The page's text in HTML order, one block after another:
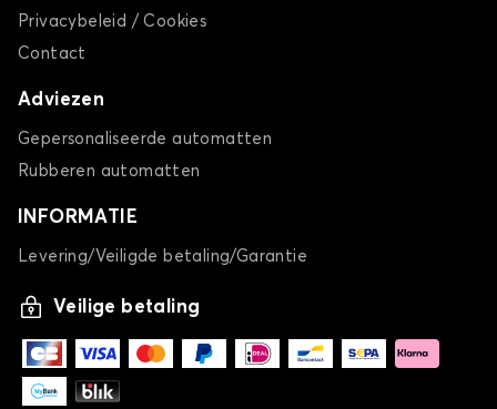
Privacybeleid / Cookies
Contact
Adviezen
Gepersonaliseerde automatten
Rubberen automatten
INFORMATIE
Levering/Veiligde betaling/Garantie
Veilige betaling